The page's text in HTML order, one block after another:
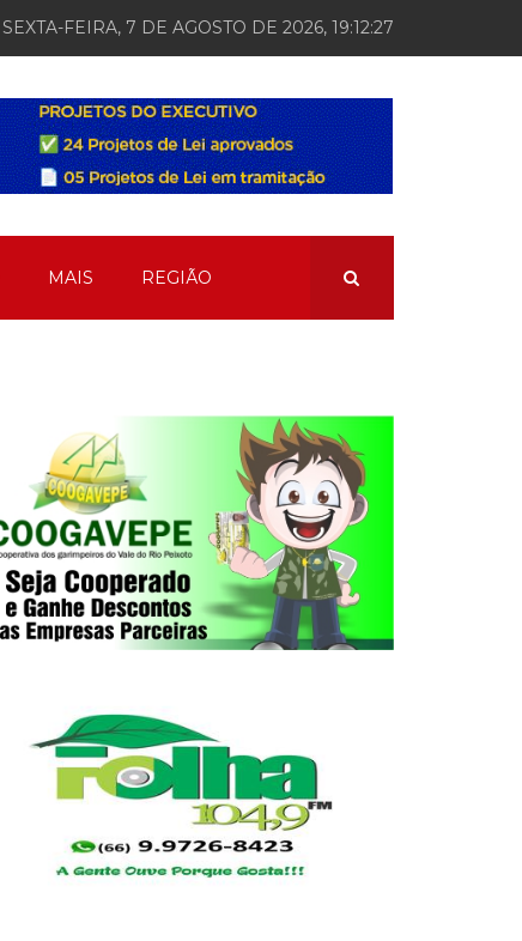
SEXTA-FEIRA, 7 DE AGOSTO DE 2026, 19:12:28
MAIS REGIÃO